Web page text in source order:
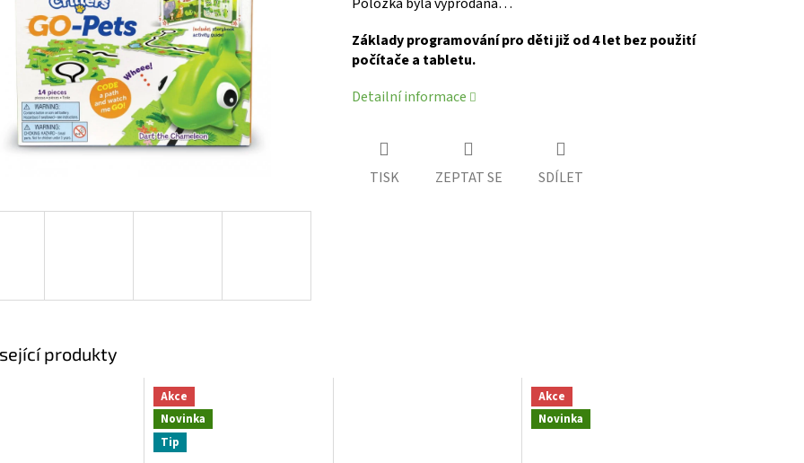
Položka byla vyprodána…
Základy programování pro děti již od 4 let bez použití
počítače a tabletu.
Detailní informace
TISK ZEPTAT SE SDÍLET
produkty
Akce
Novinka
Tip
Akce
Novinka